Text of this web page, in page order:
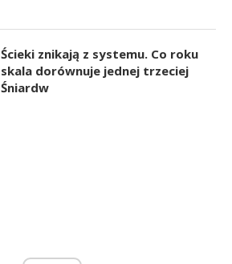
Ścieki znikają z systemu. Co roku
skala dorównuje jednej trzeciej
Śniardw